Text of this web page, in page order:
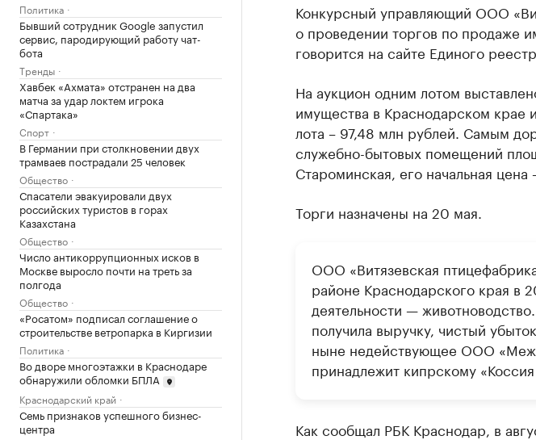
Политика
Бывший сотрудник Google запустил
сервис, пародирующий работу чат-
бота
Тренды
Хавбек «Ахмата» отстранен на два
матча за удар локтем игрока
«Спартака»
Спорт
В Германии при столкновении двух
трамваев пострадали 25 человек
Общество
Спасатели эвакуировали двух
российских туристов в горах
Казахстана
Общество
Число антикоррупционных исков в
Москве выросло почти на треть за
полгода
Общество
«Росатом» подписал соглашение о
строительстве ветропарка в Киргизии
Политика
Во дворе многоэтажки в Краснодаре
обнаружили обломки БПЛА
Краснодарский край
Семь признаков успешного бизнес-
центра
Конкурсный управляющий ООО
о проведении торгов по продаже
говорится на сайте Единого
На аукцион одним лотом
имущества в Краснодарском крае
лота – 97,48 млн рублей. Самым
служебно-бытовых помещений
Староминская, его начальная цена
Торги назначены на 20 мая.
ООО «Витязевская
районе Краснодарского края в
деятельности —
получила выручку, чистый
ныне недействующее ООО
принадлежит кипрскому
Как сообщал РБК Краснодар, в